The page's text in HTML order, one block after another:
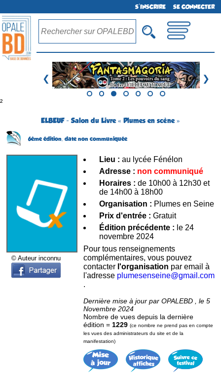
S'INSCRIRE SE CONNECTER
❮ ❯
²
ELBEUF - Salon du Livre « Plumes en scène »
6ème édition, date non communiquée
© Auteur inconnu
Lieu : au lycée Fénélon
Adresse : non communiqué
Horaires : de 10h00 à 12h30 et
de 14h00 à 18h00
Organisation : Plumes en Seine
Prix d'entrée : Gratuit
Édition précédente : le 24
novembre 2024
Pour tous renseignements
complémentaires, vous pouvez
contacter l'organisation par email à
l'adresse plumesenseine@gmail.com
.
Dernière mise à jour par OPALEBD , le 5
Novembre 2024
Nombre de vues depuis la dernière
édition = 1229 (ce nombre ne prend pas en compte
les vues des administrateurs du site et de la
manifestation)